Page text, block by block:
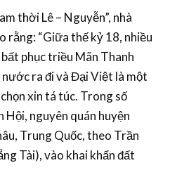
thời Lê – Nguyễn”, nhà
rằng: “Giữa thế kỷ 18, nhiều
phục triều Mãn Thanh
nước ra đi và Đại Việt là một
xin tá túc. Trong số
nguyên quán huyện
Trung Quốc, theo Trần
Tài), vào khai khẩn đất